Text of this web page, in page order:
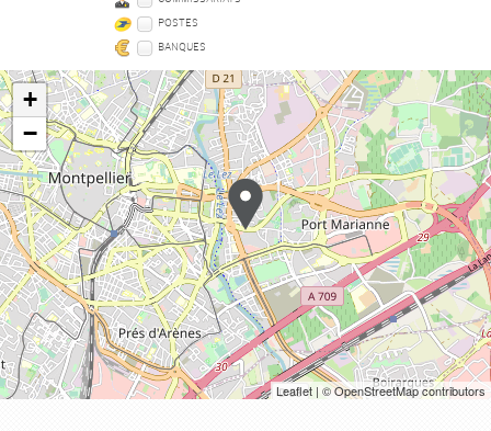
POSTES
BANQUES
+
−
Leaflet | © OpenStreetMap contributors